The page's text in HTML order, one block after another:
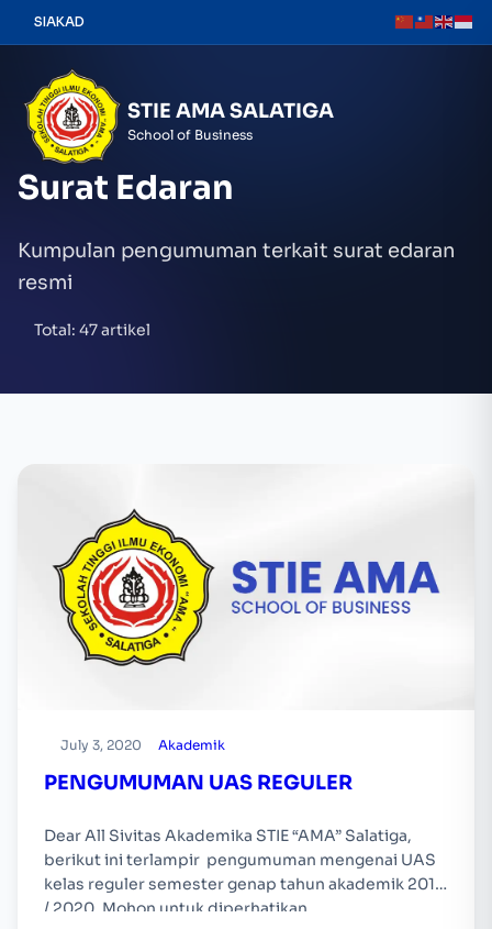
SIAKAD
STIE AMA SALATIGA
School of Business
Surat Edaran
Kumpulan pengumuman terkait surat edaran
resmi
Total: 47 artikel
July 3, 2020 Akademik
PENGUMUMAN UAS REGULER
Dear All Sivitas Akademika STIE “AMA” Salatiga,
berikut ini terlampir pengumuman mengenai UAS
kelas reguler semester genap tahun akademik 2019
/ 2020. Mohon untuk diperhatikan.